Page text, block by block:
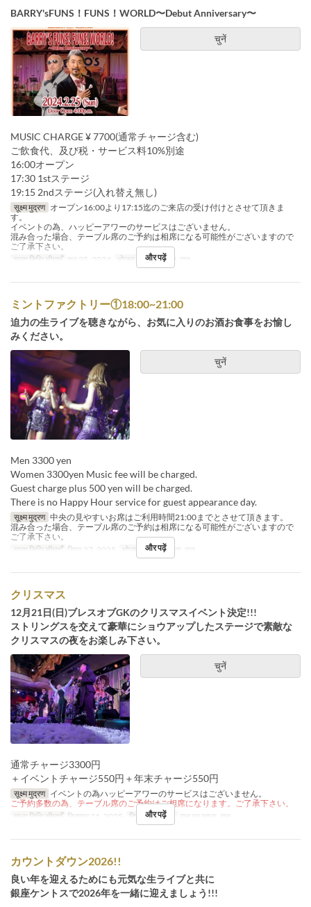
BARRY'sFUNS！FUNS！WORLD〜Debut Anniversary〜
चुनें
MUSIC CHARGE ¥ 7700(通常チャージ含む)
ご飲食代、及び税・サービス料10%別途
16:00オープン
17:30 1stステージ
19:15 2ndステージ(入れ替え無し)
सूक्ष्म मुद्रण オープン16:00より17:15迄のご来店の受け付けとさせて頂きま
す。
イベントの為、ハッピーアワーのサービスはございません。
混み合った場合、テーブル席のご予約は相席になる可能性がございますので
ご了承下さい。
मान्य तिथि सीमाएँ
फ़र 25, 2024 भोजन रात का खाना, रात
और पढ़ें
ミントファクトリー①18:00~21:00
迫力の生ライブを聴きながら、お気に入りのお酒お食事をお愉し
みください。
चुनें
Men 3300 yen
Women 3300yen Music fee will be charged.
Guest charge plus 500 yen will be charged.
There is no Happy Hour service for guest appearance day.
सूक्ष्म मुद्रण 中央の見やすいお席はご利用時間21:00までとさせて頂きます。
混み合った場合、テーブル席のご予約は相席になる可能性がございますので
ご了承下さい。
मान्य तिथि सीमाएँ सिप्ट 27, 2025 भोजन रात का खाना, रात
और पढ़ें
クリスマス
12月21日(日)ブレスオブGKのクリスマスイベント決定!!!
ストリングスを交えて豪華にショウアップしたステージで素敵な
クリスマスの夜をお楽しみ下さい。
चुनें
通常チャージ3300円
＋イベントチャージ550円＋年末チャージ550円
सूक्ष्म मुद्रण イベントの為ハッピーアワーのサービスはございません。
ご予約多数の為、テーブル席のご予約はご相席になります。ご了承下さい。
मान्य तिथि सीमाएँ दिसम्बर 21, 2025 दिन स भोजन रात का खाना, रात
और पढ़ें
カウントダウン2026!!
良い年を迎えるためにも元気な生ライブと共に
銀座ケントスで2026年を一緒に迎えましょう!!!